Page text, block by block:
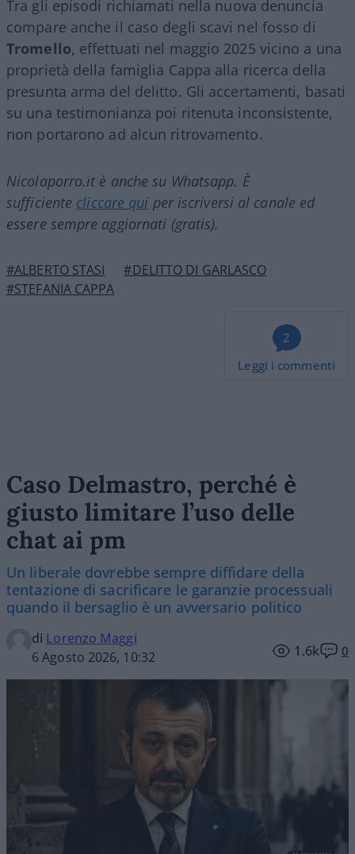
Tra gli episodi richiamati nella nuova denuncia
compare anche il caso degli scavi nel fosso di
Tromello, effettuati nel maggio 2025 vicino a una
proprietà della famiglia Cappa alla ricerca della
presunta arma del delitto. Gli accertamenti, basati
su una testimonianza poi ritenuta inconsistente,
non portarono ad alcun ritrovamento.
Nicolaporro.it è anche su Whatsapp. È
sufficiente cliccare qui per iscriversi al canale ed
essere sempre aggiornati (gratis).
#ALBERTO STASI
#DELITTO DI GARLASCO
#STEFANIA CAPPA
2
Leggi i commenti
Caso Delmastro, perché è
giusto limitare l’uso delle
chat ai pm
Un liberale dovrebbe sempre diffidare della
tentazione di sacrificare le garanzie processuali
quando il bersaglio è un avversario politico
di Lorenzo Maggi
6 Agosto 2026, 10:32
1.6k 0